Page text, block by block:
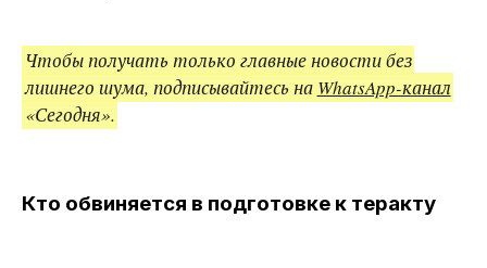
Чтобы получать только главные новости без
лишнего шума, подписывайтесь на WhatsApp-канал
«Сегодня».
Кто обвиняется в подготовке к теракту